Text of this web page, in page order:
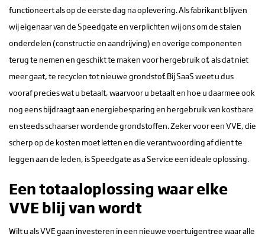
functioneert als op de eerste dag na oplevering. Als fabrikant blijven
wij eigenaar van de Speedgate en verplichten wij ons om de stalen
onderdelen (constructie en aandrijving) en overige componenten
terug te nemen en geschikt te maken voor hergebruik of, als dat niet
meer gaat, te recyclen tot nieuwe grondstof. Bij SaaS weet u dus
vooraf precies wat u betaalt, waarvoor u betaalt en hoe u daarmee ook
nog eens bijdraagt aan energiebesparing en hergebruik van kostbare
en steeds schaarser wordende grondstoffen. Zeker voor een VVE, die
scherp op de kosten moet letten en die verantwoording af dient te
leggen aan de leden, is Speedgate as a Service een ideale oplossing.
Een totaaloplossing waar elke
VVE blij van wordt
Wilt u als VVE gaan investeren in een nieuwe voertuigentree waar alle